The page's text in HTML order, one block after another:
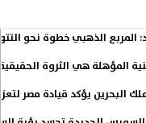
المربع الذهبي خطوة نحو
يؤكد قيادة مصر